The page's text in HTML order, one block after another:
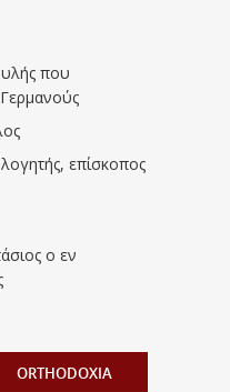
που
επίσκοπος
ο εν
ORTHODOXIA